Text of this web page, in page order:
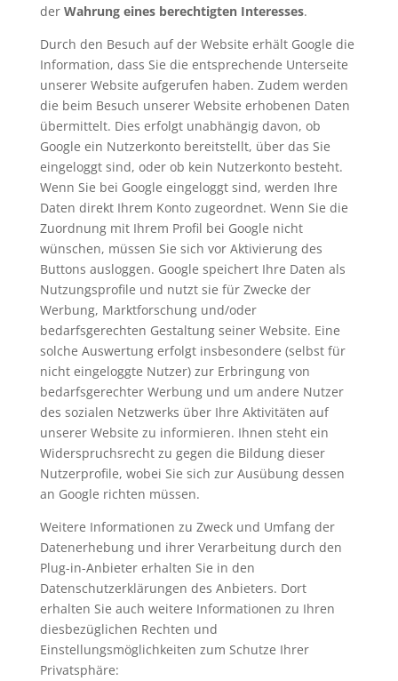
der Wahrung eines berechtigten Interesses.
Durch den Besuch auf der Website erhält Google die
Information, dass Sie die entsprechende Unterseite
unserer Website aufgerufen haben. Zudem werden
die beim Besuch unserer Website erhobenen Daten
übermittelt. Dies erfolgt unabhängig davon, ob
Google ein Nutzerkonto bereitstellt, über das Sie
eingeloggt sind, oder ob kein Nutzerkonto besteht.
Wenn Sie bei Google eingeloggt sind, werden Ihre
Daten direkt Ihrem Konto zugeordnet. Wenn Sie die
Zuordnung mit Ihrem Profil bei Google nicht
wünschen, müssen Sie sich vor Aktivierung des
Buttons ausloggen. Google speichert Ihre Daten als
Nutzungsprofile und nutzt sie für Zwecke der
Werbung, Marktforschung und/oder
bedarfsgerechten Gestaltung seiner Website. Eine
solche Auswertung erfolgt insbesondere (selbst für
nicht eingeloggte Nutzer) zur Erbringung von
bedarfsgerechter Werbung und um andere Nutzer
des sozialen Netzwerks über Ihre Aktivitäten auf
unserer Website zu informieren. Ihnen steht ein
Widerspruchsrecht zu gegen die Bildung dieser
Nutzerprofile, wobei Sie sich zur Ausübung dessen
an Google richten müssen.
Weitere Informationen zu Zweck und Umfang der
Datenerhebung und ihrer Verarbeitung durch den
Plug-in-Anbieter erhalten Sie in den
Datenschutzerklärungen des Anbieters. Dort
erhalten Sie auch weitere Informationen zu Ihren
diesbezüglichen Rechten und
Einstellungsmöglichkeiten zum Schutze Ihrer
Privatsphäre: